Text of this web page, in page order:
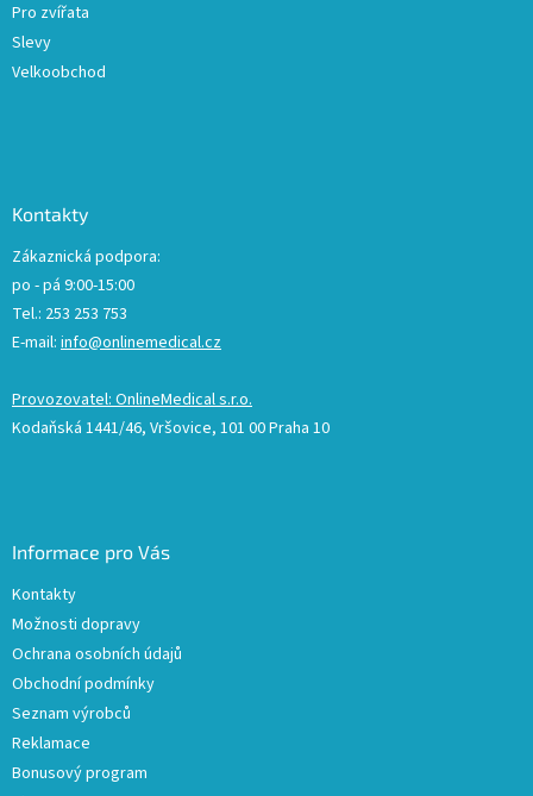
Pro zvířata
Slevy
Velkoobchod
Kontakty
Zákaznická podpora:
po - pá 9:00-15:00
Tel.: 253 253 753
E-mail: info@onlinemedical.cz
Provozovatel: OnlineMedical s.r.o.
Kodaňská 1441/46, Vršovice, 101 00 Praha 10
Informace pro Vás
Kontakty
Možnosti dopravy
Ochrana osobních údajů
Obchodní podmínky
Seznam výrobců
Reklamace
Bonusový program